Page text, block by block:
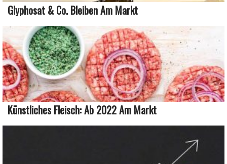
Glyphosat & Co. Bleiben Am Markt
Künstliches Fleisch: Ab 2022 Am Markt